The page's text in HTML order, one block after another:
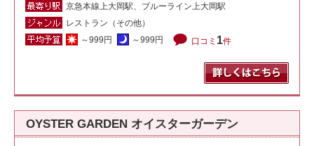
京急本線上大岡駅、ブルーライン上大岡駅
レストラン（その他）
～999円
～999円 口コミ 1件
OYSTER GARDEN オイスターガーデン